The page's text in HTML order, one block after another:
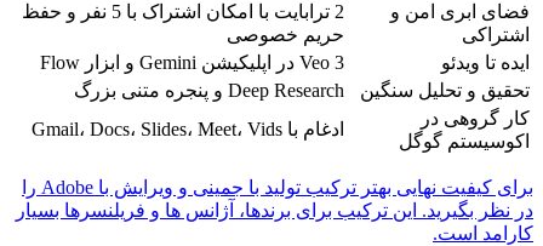
فضای ابری امن و
اشتراکی
2 ترابایت با امکان اشتراک با 5 نفر و حفظ
حریم خصوصی
ایده تا ویدئو
Veo 3 در اپلیکیشن Gemini و ابزار Flow
تحقیق و تحلیل سنگین
Deep Research و پنجره متنی بزرگ
کار گروهی در
اکوسیستم گوگل
ادغام با Gmail، Docs، Slides، Meet، Vids
برای کیفیت نهایی بهتر ترکیب تولید با جمینی و ویرایش با Adobe را
در نظر بگیرید. این ترکیب برای برندها، آژانس ها و فریلنسرها بسیار
کارامد است.